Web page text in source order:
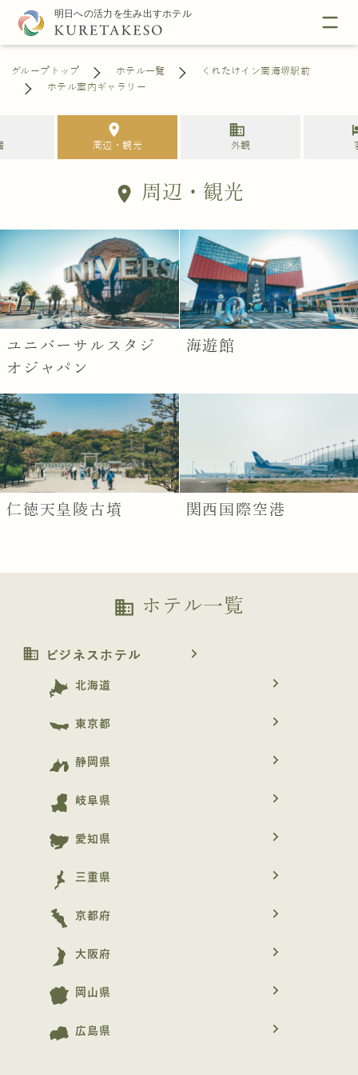
グループトップ ホテル一覧
くれたけイン南海堺駅前
ホテル案内ギャラリー
location_on
周辺・観光
business
外観
location_on 周辺・観光
ユニバーサルスタジ
オジャパン
海遊館
仁徳天皇陵古墳 関西国際空港
business ホテル一覧
business ビジネスホテル navigate_next
北海道 navigate_next
東京都 navigate_next
静岡県 navigate_next
岐阜県 navigate_next
愛知県 navigate_next
三重県 navigate_next
京都府 navigate_next
大阪府 navigate_next
岡山県 navigate_next
広島県 navigate_next